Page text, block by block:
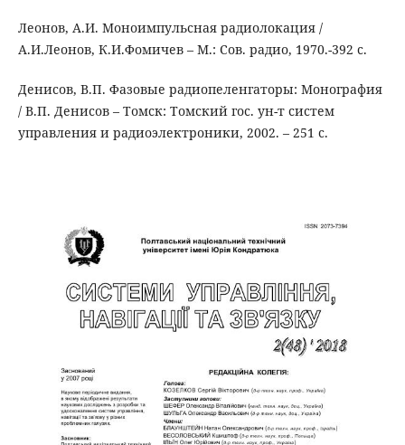
Леонов, А.И. Моноимпульсная радиолокация /
А.И.Леонов, К.И.Фомичев – М.: Сов. радио, 1970.-392 с.
Денисов, В.П. Фазовые радиопеленгаторы: Монография
/ В.П. Денисов – Томск: Томский гос. ун-т систем
управления и радиоэлектроники, 2002. – 251 с.